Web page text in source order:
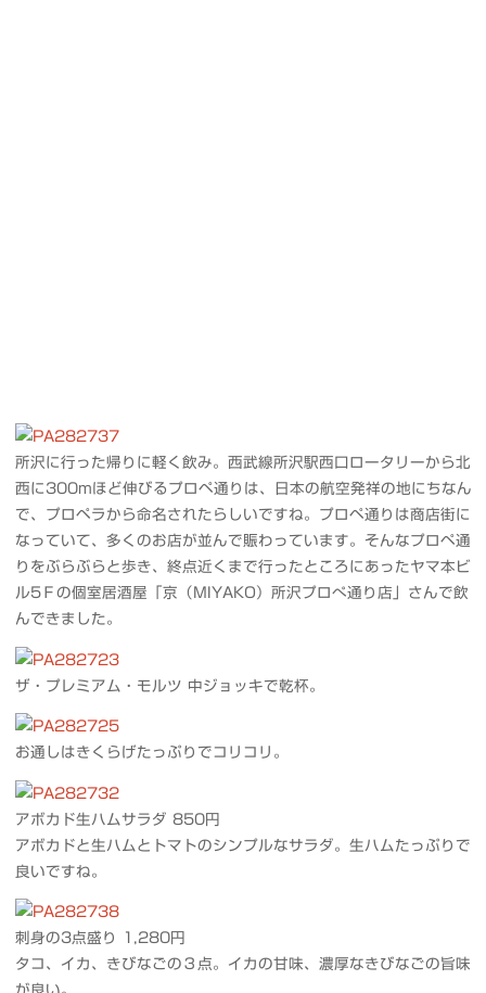
所沢に行った帰りに軽く飲み。西武線所沢駅西口ロータリーから北
西に300mほど伸びるプロペ通りは、日本の航空発祥の地にちなん
で、プロペラから命名されたらしいですね。プロペ通りは商店街に
なっていて、多くのお店が並んで賑わっています。そんなプロペ通
りをぶらぶらと歩き、終点近くまで行ったところにあったヤマ本ビ
ル5Ｆの個室居酒屋「京（MIYAKO）所沢プロぺ通り店」さんで飲
んできました。
ザ・プレミアム・モルツ 中ジョッキで乾杯。
お通しはきくらげたっぷりでコリコリ。
アボカド生ハムサラダ 850円
アボカドと生ハムとトマトのシンプルなサラダ。生ハムたっぷりで
良いですね。
刺身の3点盛り 1,280円
タコ、イカ、きびなごの３点。イカの甘味、濃厚なきびなごの旨味
が良い。